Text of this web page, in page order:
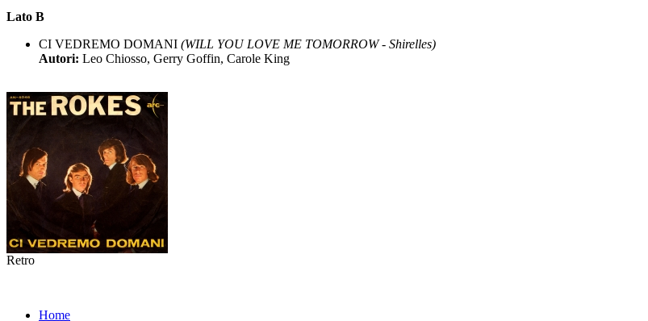
Lato B
CI VEDREMO DOMANI (WILL YOU LOVE ME TOMORROW - Shirelles)
Autori: Leo Chiosso, Gerry Goffin, Carole King
Retro
Home